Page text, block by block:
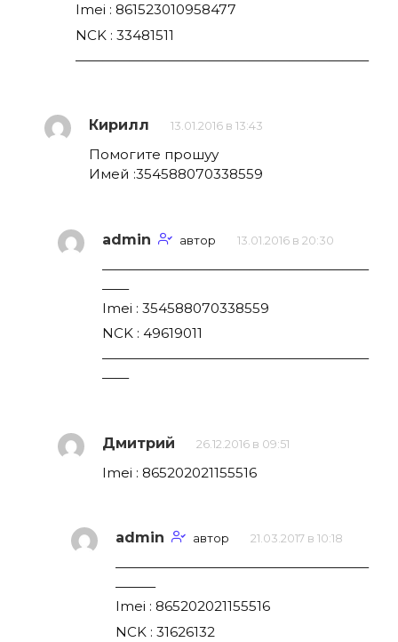
Imei : 861523010958477
NCK : 33481511
——————————————————————
Кирилл 13.01.2016 в 13:43
Помогите прошуу
Имей :354588070338559
admin автор 13.01.2016 в 20:30
————————————————————
——
Imei : 354588070338559
NCK : 49619011
————————————————————
——
Дмитрий 26.12.2016 в 09:51
Imei : 865202021155516
admin автор 21.03.2017 в 10:18
———————————————————
———
Imei : 865202021155516
NCK : 31626132